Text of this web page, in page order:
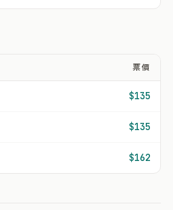
票價
$135
$135
$162